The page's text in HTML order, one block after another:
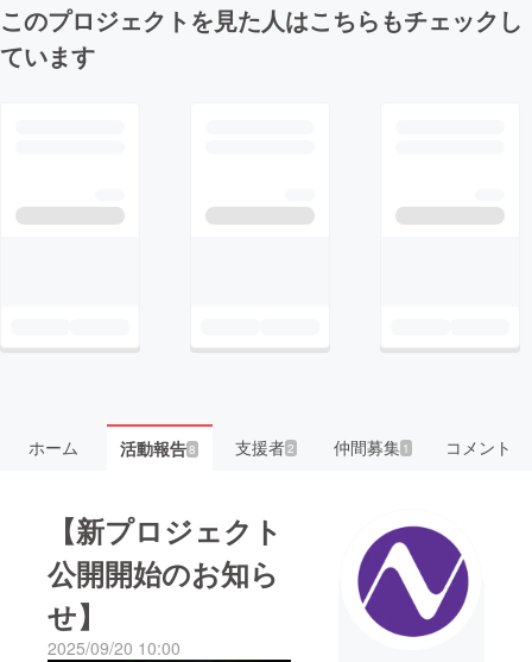
このプロジェクトを見た人はこちらもチェックし
ています
ホーム 活動報告8 支援者 2 仲間募集 1 コメント
【新プロジェクト
公開開始のお知ら
せ】
2025/09/20 10:00